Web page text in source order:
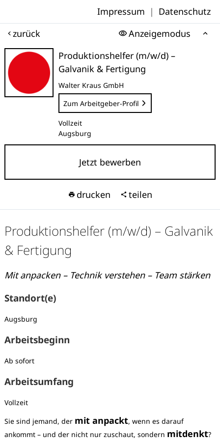
Impressum | Datenschutz
zurück
Anzeigemodus
Produktionshelfer (m/w/d) –
Galvanik & Fertigung
Walter Kraus GmbH
Zum Arbeitgeber-Profil
Vollzeit
Augsburg
Jetzt bewerben
drucken teilen
Produktionshelfer (m/w/d) – Galvanik
& Fertigung
Mit anpacken – Technik verstehen – Team stärken
Standort(e)
Augsburg
Arbeitsbeginn
Ab sofort
Arbeitsumfang
Vollzeit
Sie sind jemand, der mit anpackt, wenn es darauf
ankommt – und der nicht nur zuschaut, sondern mitdenkt?